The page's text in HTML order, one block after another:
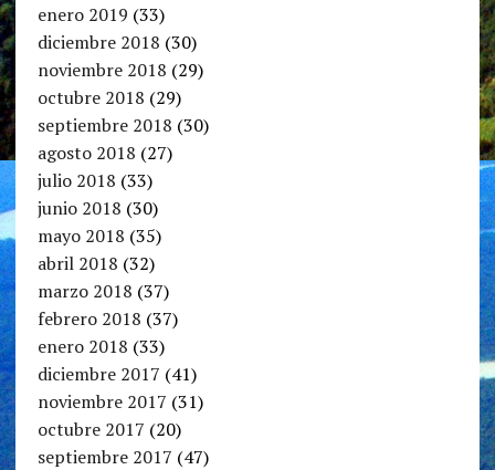
enero 2019 (33)
diciembre 2018 (30)
noviembre 2018 (29)
octubre 2018 (29)
septiembre 2018 (30)
agosto 2018 (27)
julio 2018 (33)
junio 2018 (30)
mayo 2018 (35)
abril 2018 (32)
marzo 2018 (37)
febrero 2018 (37)
enero 2018 (33)
diciembre 2017 (41)
noviembre 2017 (31)
octubre 2017 (20)
septiembre 2017 (47)